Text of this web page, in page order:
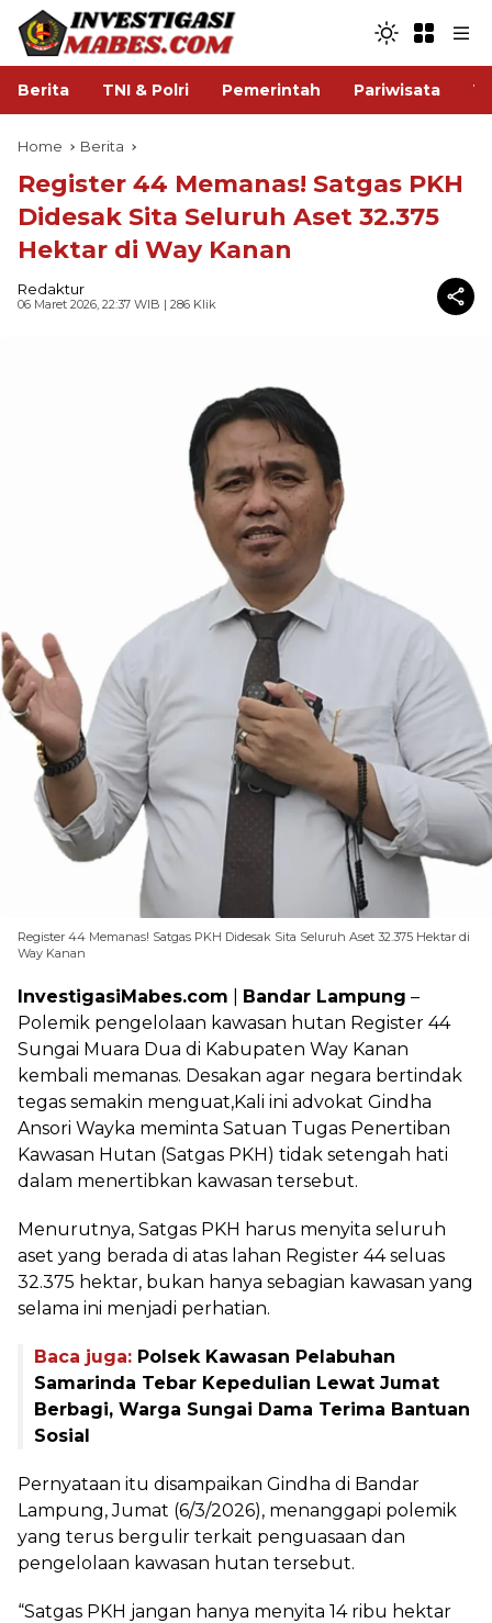
Berita TNI & Polri Pemerintah Pariwisata
Home Berita
Register 44 Memanas! Satgas PKH
Didesak Sita Seluruh Aset 32.375
Hektar di Way Kanan
Redaktur
06 Maret 2026, 22:37 WIB | 286 Klik
Register 44 Memanas! Satgas PKH Didesak Sita Seluruh Aset 32.375 Hektar di
Way Kanan
InvestigasiMabes.com Bandar Lampung –
Polemik pengelolaan kawasan hutan Register 44
Sungai Muara Dua di Kabupaten Way Kanan
kembali memanas. Desakan agar negara bertindak
tegas semakin menguat,Kali ini advokat Gindha
Ansori Wayka meminta Satuan Tugas Penertiban
Kawasan Hutan (Satgas PKH) tidak setengah hati
dalam menertibkan kawasan tersebut.
Menurutnya, Satgas PKH harus menyita seluruh
aset yang berada di atas lahan Register 44 seluas
32.375 hektar, bukan hanya sebagian kawasan yang
selama ini menjadi perhatian.
Baca juga: Polsek Kawasan Pelabuhan
Samarinda Tebar Kepedulian Lewat Jumat
Berbagi, Warga Sungai Dama Terima Bantuan
Sosial
Pernyataan itu disampaikan Gindha di Bandar
Lampung, Jumat (6/3/2026), menanggapi polemik
yang terus bergulir terkait penguasaan dan
pengelolaan kawasan hutan tersebut.
“Satgas PKH jangan hanya menyita 14 ribu hektar